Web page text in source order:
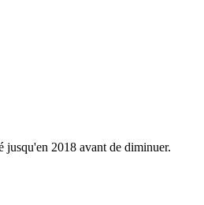
jusqu'en 2018 avant de diminuer.